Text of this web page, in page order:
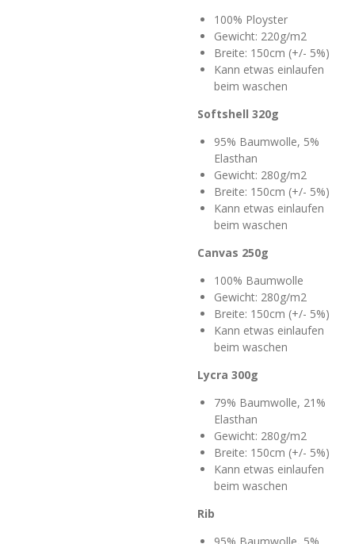
100% Ployster
Gewicht: 220g/m2
Breite: 150cm (+/- 5%)
Kann etwas einlaufen
beim waschen
Softshell 320g
95% Baumwolle, 5%
Elasthan
Gewicht: 280g/m2
Breite: 150cm (+/- 5%)
Kann etwas einlaufen
beim waschen
Canvas 250g
100% Baumwolle
Gewicht: 280g/m2
Breite: 150cm (+/- 5%)
Kann etwas einlaufen
beim waschen
Lycra 300g
79% Baumwolle, 21%
Elasthan
Gewicht: 280g/m2
Breite: 150cm (+/- 5%)
Kann etwas einlaufen
beim waschen
Rib
95% Baumwolle, 5%